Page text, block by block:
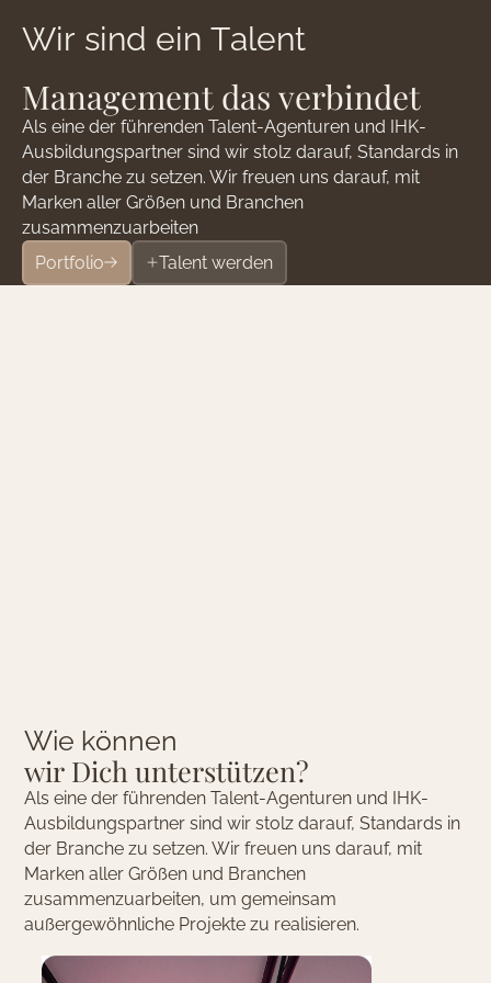
Wir sind ein Talent
Management das verbindet
Als eine der führenden Talent-Agenturen und IHK-
Ausbildungspartner sind wir stolz darauf, Standards in
der Branche zu setzen. Wir freuen uns darauf, mit
Marken aller Größen und Branchen
zusammenzuarbeiten
Portfolio
Talent werden
Wie können
wir Dich unterstützen?
Als eine der führenden Talent-Agenturen und IHK-
Ausbildungspartner sind wir stolz darauf, Standards in
der Branche zu setzen. Wir freuen uns darauf, mit
Marken aller Größen und Branchen
zusammenzuarbeiten, um gemeinsam
außergewöhnliche Projekte zu realisieren.